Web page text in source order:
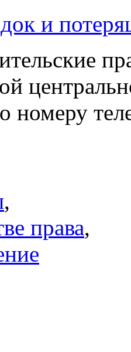
и
номеру
,
права,